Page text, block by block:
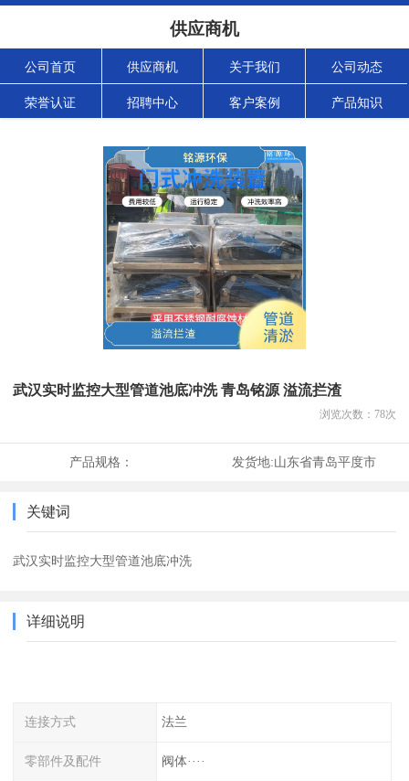
供应商机
公司首页 供应商机 关于我们 公司动态
荣誉认证 招聘中心 客户案例 产品知识
武汉实时监控大型管道池底冲洗 青岛铭源 溢流拦渣
浏览次数： 78次
产品规格： 发货地:山东省青岛平度市
关键词
武汉实时监控大型管道池底冲洗
详细说明
连接方式 法兰
零部件及配件 阀体····